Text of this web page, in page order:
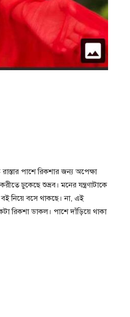
পাশে রিকশার জন্য অপেক্ষা
ঢুকেছে শুভ্রব। মনের যন্ত্রণাটাকে
নিয়ে বসে থাকছে। না, এই
রিকশা ডাকল। পাশে দাঁড়িয়ে থাকা